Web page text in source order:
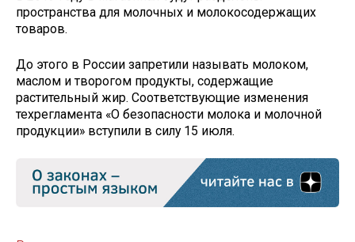
пространства для молочных и молокосодержащих
товаров.
До этого в России запретили называть молоком,
маслом и творогом продукты, содержащие
растительный жир. Соответствующие изменения
техрегламента «О безопасности молока и молочной
продукции» вступили в силу 15 июля.